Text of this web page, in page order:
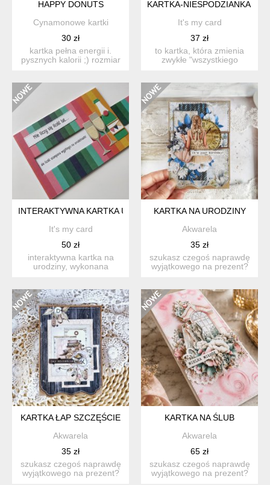
HAPPY DONUTS
Cynamonowe kartki
30 zł
kartka pełna energii i.
pysznych kalorii ;) rozmiar
KARTKA-NIESPODZIANKA Z
It's my card
37 zł
to kartka, która zmienia
zwykłe "wszystkiego
INTERAKTYWNA KARTKA URODZINOWA NIE LICZY SIĘ ILOŚĆ
It's my card
50 zł
interaktywna kartka na
urodziny, wykonana
KARTKA NA URODZINY
Akwarela
35 zł
szukasz czegoś naprawdę
wyjątkowego na prezent?
KARTKA ŁAP SZCZĘŚCIE
Akwarela
35 zł
szukasz czegoś naprawdę
wyjątkowego na prezent?
KARTKA NA ŚLUB
Akwarela
65 zł
szukasz czegoś naprawdę
wyjątkowego na prezent?